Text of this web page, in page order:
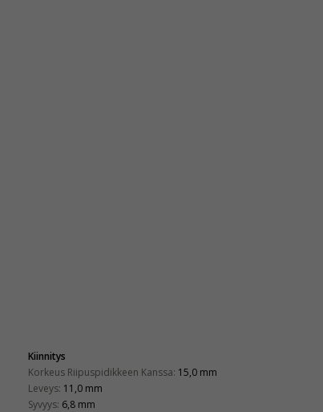
Kiinnitys
Korkeus Riipuspidikkeen Kanssa: 15,0 mm
Leveys: 11,0 mm
Syvyys: 6,8 mm